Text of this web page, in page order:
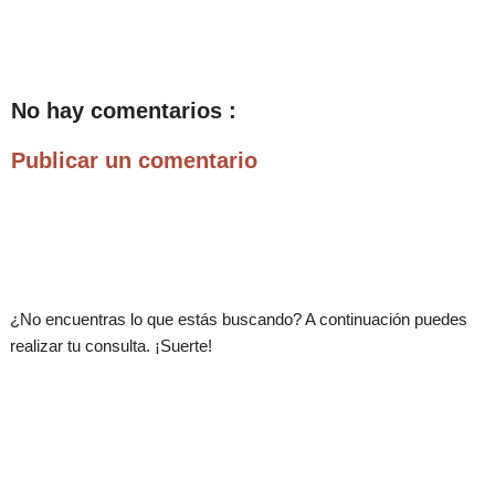
No hay comentarios :
Publicar un comentario
¿No encuentras lo que estás buscando? A continuación puedes
realizar tu consulta. ¡Suerte!